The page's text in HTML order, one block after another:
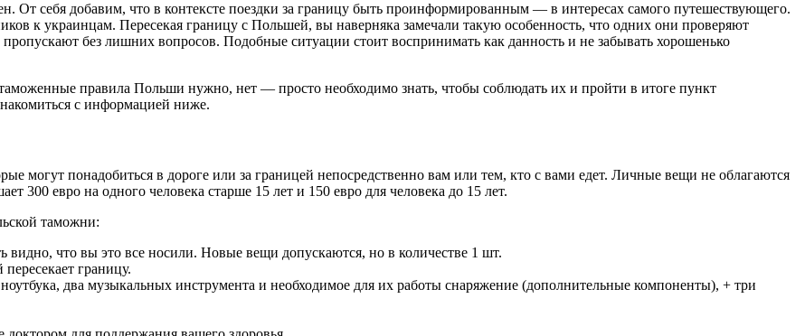
От себя добавим, что в контексте поездки за границу быть проинформированным — в интересах самого путешествующего.
к украинцам. Пересекая границу с Польшей, вы наверняка замечали такую особенность, что одних они проверяют
без лишних вопросов. Подобные ситуации стоит воспринимать как данность и не забывать хорошенько
правила Польши нужно, нет — просто необходимо знать, чтобы соблюдать их и пройти в итоге пункт
с информацией ниже.
могут понадобиться в дороге или за границей непосредственно вам или тем, кто с вами едет. Личные вещи не облагаются
300 евро на одного человека старше 15 лет и 150 евро для человека до 15 лет.
таможни:
что вы это все носили. Новые вещи допускаются, но в количестве 1 шт.
границу.
два музыкальных инструмента и необходимое для их работы снаряжение (дополнительные компоненты), + три